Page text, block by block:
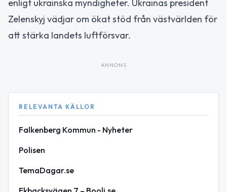
enligt ukrainska myndigheter. Ukrainas president
Zelenskyj vädjar om ökat stöd från västvärlden för
att stärka landets luftförsvar.
ANNONS
RELEVANTA KÄLLOR
Falkenberg Kommun - Nyheter
Polisen
TemaDagar.se